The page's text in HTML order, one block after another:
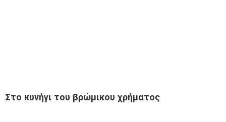
Στο κυνήγι του βρώμικου χρήματος